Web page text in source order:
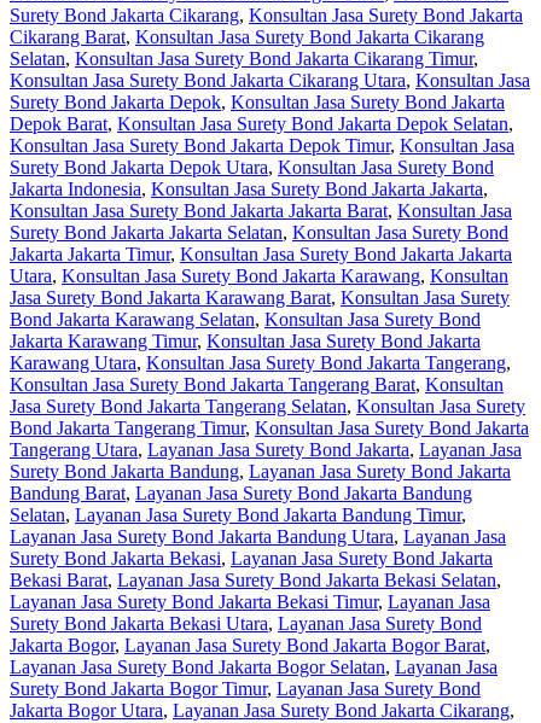
Surety Bond Jakarta Cikarang, Konsultan Jasa Surety Bond Jakarta
Cikarang Barat, Konsultan Jasa Surety Bond Jakarta Cikarang
Selatan, Konsultan Jasa Surety Bond Jakarta Cikarang Timur,
Konsultan Jasa Surety Bond Jakarta Cikarang Utara, Konsultan Jasa
Surety Bond Jakarta Depok, Konsultan Jasa Surety Bond Jakarta
Depok Barat, Konsultan Jasa Surety Bond Jakarta Depok Selatan,
Konsultan Jasa Surety Bond Jakarta Depok Timur, Konsultan Jasa
Surety Bond Jakarta Depok Utara, Konsultan Jasa Surety Bond
Jakarta Indonesia, Konsultan Jasa Surety Bond Jakarta Jakarta,
Konsultan Jasa Surety Bond Jakarta Jakarta Barat, Konsultan Jasa
Surety Bond Jakarta Jakarta Selatan, Konsultan Jasa Surety Bond
Jakarta Jakarta Timur, Konsultan Jasa Surety Bond Jakarta Jakarta
Utara, Konsultan Jasa Surety Bond Jakarta Karawang, Konsultan
Jasa Surety Bond Jakarta Karawang Barat, Konsultan Jasa Surety
Bond Jakarta Karawang Selatan, Konsultan Jasa Surety Bond
Jakarta Karawang Timur, Konsultan Jasa Surety Bond Jakarta
Karawang Utara, Konsultan Jasa Surety Bond Jakarta Tangerang,
Konsultan Jasa Surety Bond Jakarta Tangerang Barat, Konsultan
Jasa Surety Bond Jakarta Tangerang Selatan, Konsultan Jasa Surety
Bond Jakarta Tangerang Timur, Konsultan Jasa Surety Bond Jakarta
Tangerang Utara, Layanan Jasa Surety Bond Jakarta, Layanan Jasa
Surety Bond Jakarta Bandung, Layanan Jasa Surety Bond Jakarta
Bandung Barat, Layanan Jasa Surety Bond Jakarta Bandung
Selatan, Layanan Jasa Surety Bond Jakarta Bandung Timur,
Layanan Jasa Surety Bond Jakarta Bandung Utara, Layanan Jasa
Surety Bond Jakarta Bekasi, Layanan Jasa Surety Bond Jakarta
Bekasi Barat, Layanan Jasa Surety Bond Jakarta Bekasi Selatan,
Layanan Jasa Surety Bond Jakarta Bekasi Timur, Layanan Jasa
Surety Bond Jakarta Bekasi Utara, Layanan Jasa Surety Bond
Jakarta Bogor, Layanan Jasa Surety Bond Jakarta Bogor Barat,
Layanan Jasa Surety Bond Jakarta Bogor Selatan, Layanan Jasa
Surety Bond Jakarta Bogor Timur, Layanan Jasa Surety Bond
Jakarta Bogor Utara, Layanan Jasa Surety Bond Jakarta Cikarang,